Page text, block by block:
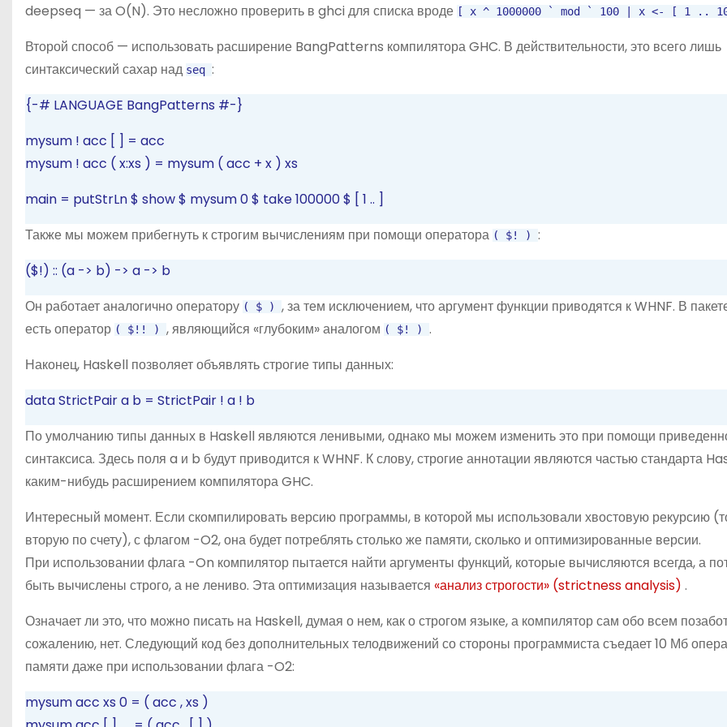
deepseq — за O(N). Это несложно проверить в ghci для списка вроде [ x ^ 1000000 ` mod ` 100 x <- [ 1 ..
Второй способ — использовать расширение BangPatterns компилятора GHC. В действительности,это всего лишь
синтаксический сахар над seq :
{-# LANGUAGE BangPatterns #-}
mysum ! acc [ ] = acc
mysum ! acc ( x:xs ) = mysum ( acc + x ) xs
main = putStrLn$ show$ mysum0$ take100000$ [ 1 .. ]
Также мы можем прибегнуть к строгим вычислениям при помощи оператора ( $! ) :
($!) :: (a -> b) -> a -> b
Он работает аналогично оператору ( $ ) , за тем исключением, что аргумент функции приводятся к WHNF. В
есть оператор ( $!! ) , являющийся «глубоким» аналогом ( $! ) .
Наконец, Haskell позволяет объявлять строгие типы данных:
dataStrictPair a b = StrictPair ! a ! b
По умолчанию типы данных в Haskell являются ленивыми, однако мы можем изменить это при помощи
синтаксиса. Здесь поля a и b будут приводится к WHNF. К слову, строгие аннотации являются частью стандарта
каким-нибудь расширением компилятора GHC.
Интересный момент. Если скомпилировать версию программы, в которой мы использовали хвостовую рекурсию
вторую по счету), с флагом -O2, она будет потреблять столько же памяти, сколько и оптимизированные версии.
При использовании флага -On компилятор пытается найти аргументы функций, которые вычисляются всегда, а
быть вычислены строго, а не лениво. Эта оптимизация называется «анализ строгости» (strictness analysis) .
Означает ли это, что можно писать на Haskell, думая о нем, как о строгом языке,а компиляторсам обо всем
сожалению, нет. Следующий код без дополнительных телодвижений со стороны программиста съедает10 Мб
памяти даже при использовании флага -O2:
mysum acc xs 0 = ( acc ,xs )